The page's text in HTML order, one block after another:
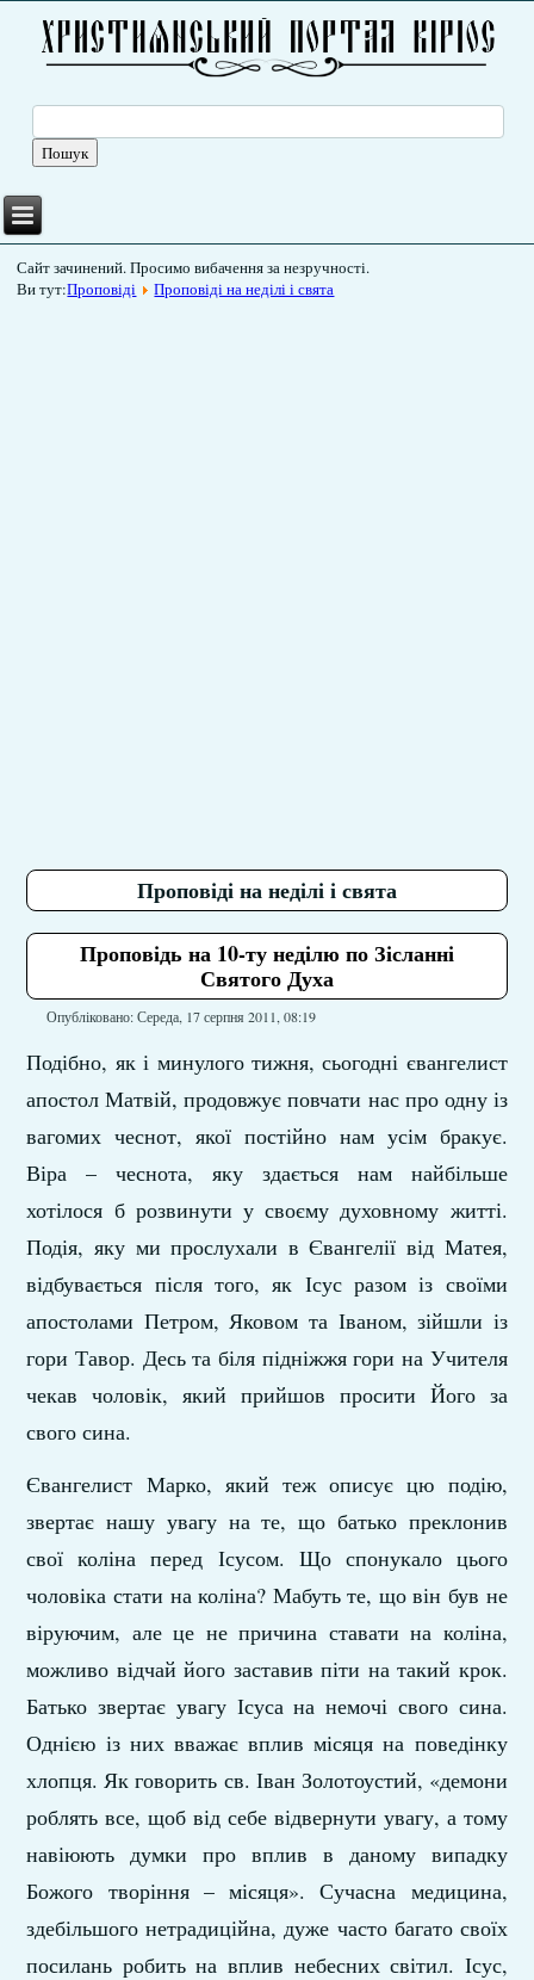
Сайт зачинений. Просимо вибачення за незручності.
Ви тут:Проповіді Проповіді на неділі і свята
Проповіді на неділі і свята
Проповідь на 10-ту неділю по Зісланні
Святого Духа
Опубліковано: Середа, 17 серпня 2011, 08:19
Подібно, як і минулого тижня, сьогодні євангелист
апостол Матвій, продовжує повчати нас про одну із
вагомих чеснот, якої постійно нам усім бракує.
Віра – чеснота, яку здається нам найбільше
хотілося б розвинути у своєму духовному житті.
Подія, яку ми прослухали в Євангелії від Матея,
відбувається після того, як Ісус разом із своїми
апостолами Петром, Яковом та Іваном, зійшли із
гори Тавор. Десь та біля підніжжя гори на Учителя
чекав чоловік, який прийшов просити Його за
свого сина.
Євангелист Марко, який теж описує цю подію,
звертає нашу увагу на те, що батько преклонив
свої коліна перед Ісусом. Що спонукало цього
чоловіка стати на коліна? Мабуть те, що він був не
віруючим, але це не причина ставати на коліна,
можливо відчай його заставив піти на такий крок.
Батько звертає увагу Ісуса на немочі свого сина.
Однією із них вважає вплив місяця на поведінку
хлопця. Як говорить св. Іван Золотоустий, «демони
роблять все, щоб від себе відвернути увагу, а тому
навіюють думки про вплив в даному випадку
Божого творіння – місяця». Сучасна медицина,
здебільшого нетрадиційна, дуже часто багато своїх
посилань робить на вплив небесних світил. Ісус,